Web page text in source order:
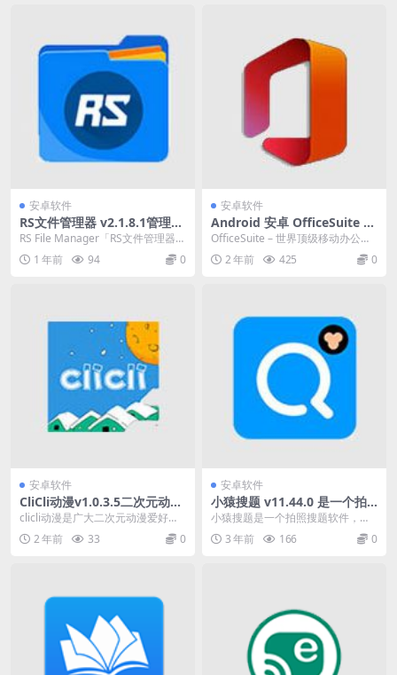
安卓软件
RS文件管理器 v2.1.8.1管理手
机本地存储文件和网络文件，
解锁高级版
RS File Manager「RS文件管理器」
RS文件资源管理器可帮助您轻松
管...1 年前 94 0
安卓软件
Android 安卓 OfficeSuite v1
4.3.51248 解锁免广告高级版
OfficeSuite – 世界顶级移动办公软
件！Google Play商店下载...
2 年前 425 0
安卓软件
CliCli动漫v1.0.3.5二次元动漫
爱好者必备弹幕观漫神器软件
clicli动漫是广大二次元动漫爱好者
们必备的一款弹幕观漫神器软件，
现在能够找到...
2 年前 33 0
安卓软件
小猿搜题 v11.44.0 是一个拍
照搜题软件无广告解锁版
小猿搜题是一个拍照搜题软件，丰
富的题库，备受中国学生欢迎。倍
受中国学生欢迎、搜索...
3 年前 166 0